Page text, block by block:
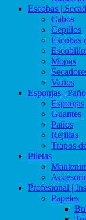
Escobas |
Cabos
Cepillos
Escobas
Mopas
Varios
Esponjas |
Esponjas
Guantes
Paños
Rejillas
Trapos
Piletas
Profesional |
Papeles